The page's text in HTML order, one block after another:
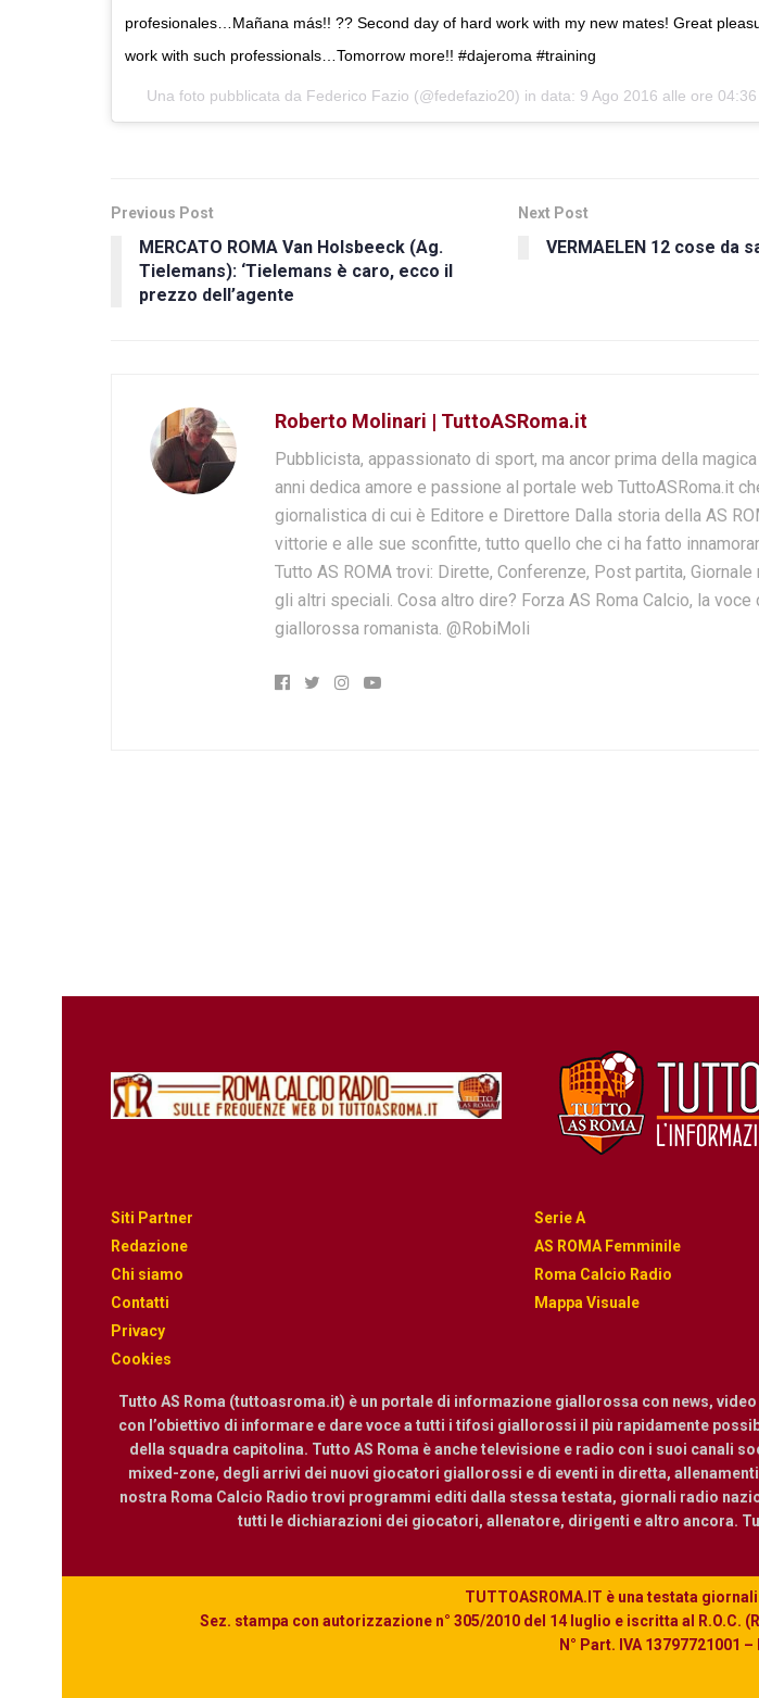
profesionales…Mañana más!! ?? Second day of hard work with my new mates! Great
work with such professionals…Tomorrow more!! #dajeroma #training
Una foto pubblicata da Federico Fazio (@fedefazio20) in data: 9 Ago 2016 alle ore 04:36
Previous Post
MERCATO ROMA Van Holsbeeck (Ag.
Tielemans): ‘Tielemans è caro, ecco il
prezzo dell’agente
Next Post
VERMAELEN 12 cose da
Roberto Molinari | TuttoASRoma.it
Pubblicista, appassionato di sport, ma ancor prima della
anni dedica amore e passione al portale web TuttoASRoma.it
giornalistica di cui è Editore e Direttore Dalla storia della AS
vittorie e alle sue sconfitte, tutto quello che ci ha fatto
Tutto AS ROMA trovi: Dirette, Conferenze, Post partita,
gli altri speciali. Cosa altro dire? Forza AS Roma Calcio, la
giallorossa romanista. @RobiMoli
Siti Partner
Redazione
Chi siamo
Contatti
Privacy
Cookies
Serie A
AS ROMA Femminile
Roma Calcio Radio
Mappa Visuale
Tutto AS Roma (tuttoasroma.it) è un portale di informazione giallorossa con news,
con l’obiettivo di informare e dare voce a tutti i tifosi giallorossi il più rapidamente
della squadra capitolina. Tutto AS Roma è anche televisione e radio con i suoi canali
mixed-zone, degli arrivi dei nuovi giocatori giallorossi e di eventi in diretta,
nostra Roma Calcio Radio trovi programmi editi dalla stessa testata, giornali radio
tutti le dichiarazioni dei giocatori, allenatore, dirigenti e altro ancora.
TUTTOASROMA.IT è una testata
Sez. stampa con autorizzazione n° 305/2010 del 14 luglio e iscritta al
N° Part. IVA 13797721001 –